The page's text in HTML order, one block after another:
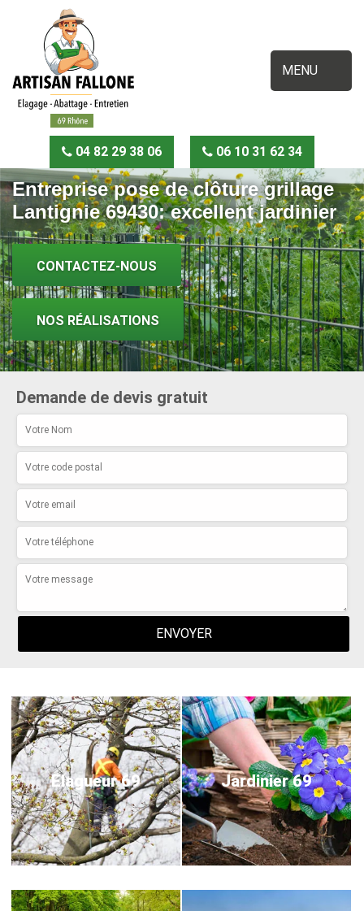
MENU
04 82 29 38 06 06 10 31 62 34
Entreprise pose de clôture grillage
Lantignie 69430: excellent jardinier
CONTACTEZ-NOUS
NOS RÉALISATIONS
Demande de devis gratuit
Elagueur 69 Jardinier 69